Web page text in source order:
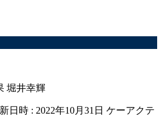
堀井幸輝
日時 : 2022年10月31日 ケーアクテ